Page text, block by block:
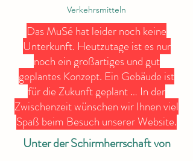
Verkehrsmitteln
Das MuSé hat leider noch keine
Unterkunft. Heutzutage ist es nur
noch ein großartiges und gut
geplantes Konzept. Ein Gebäude ist
für die Zukunft geplant … In der
Zwischenzeit wünschen wir Ihnen viel
Spaß beim Besuch unserer Website.
Unter der Schirmherrschaft von